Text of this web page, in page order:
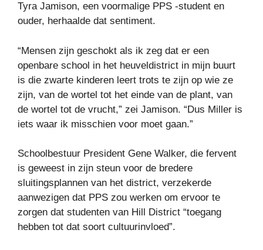
Tyra Jamison, een voormalige PPS -student en
ouder, herhaalde dat sentiment.
“Mensen zijn geschokt als ik zeg dat er een
openbare school in het heuveldistrict in mijn buurt
is die zwarte kinderen leert trots te zijn op wie ze
zijn, van de wortel tot het einde van de plant, van
de wortel tot de vrucht,” zei Jamison. “Dus Miller is
iets waar ik misschien voor moet gaan.”
Schoolbestuur President Gene Walker, die fervent
is geweest in zijn steun voor de bredere
sluitingsplannen van het district, verzekerde
aanwezigen dat PPS zou werken om ervoor te
zorgen dat studenten van Hill District “toegang
hebben tot dat soort cultuurinvloed”.